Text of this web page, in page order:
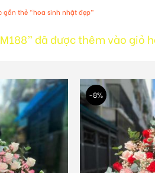
gắn thẻ “hoa sinh nhật đẹp”
đã được thêm vào giỏ
-8%